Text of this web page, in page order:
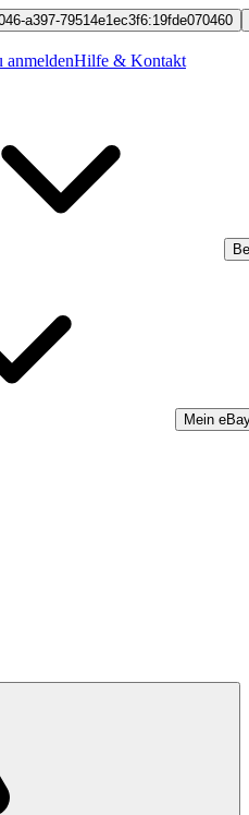
a397-79514e1ec3f6:19fde070460
anmeldenHilfe & Kontakt
Mein